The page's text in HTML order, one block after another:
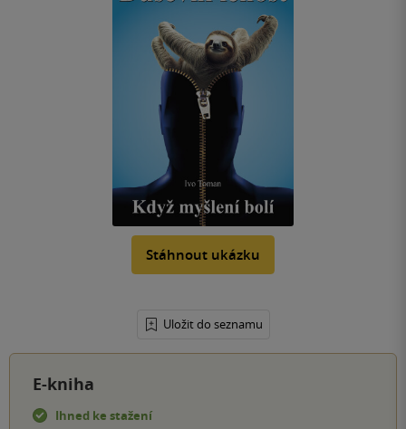
Stáhnout ukázku
Uložit do seznamu
E-kniha
Ihned ke stažení